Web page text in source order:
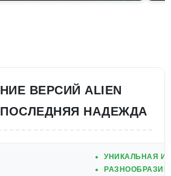
ВЕРСИЙ ALIEN
ПОСЛЕДНЯЯ НАДЕЖДА
УНИКАЛЬНАЯ